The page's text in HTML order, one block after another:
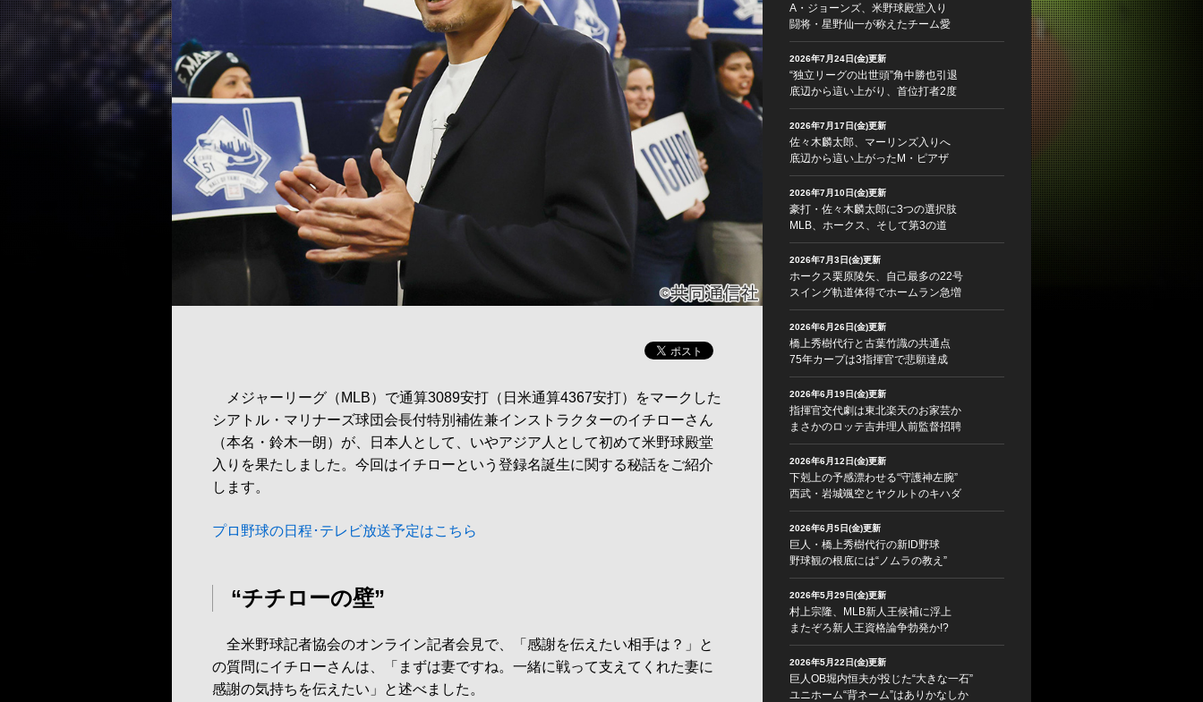
メジャーリーグ（MLB）で通算3089安打（日米通算4367安打）をマークした
シアトル・マリナーズ球団会長付特別補佐兼インストラクターのイチローさん
（本名・鈴木一朗）が、日本人として、いやアジア人として初めて米野球殿堂
入りを果たしました。今回はイチローという登録名誕生に関する秘話をご紹介
します。
プロ野球の日程･テレビ放送予定はこちら
“チチローの壁”
全米野球記者協会のオンライン記者会見で、「感謝を伝えたい相手は？」と
の質問にイチローさんは、「まずは妻ですね。一緒に戦って支えてくれた妻に
感謝の気持ちを伝えたい」と述べました。
A・ジョーンズ、米野球殿堂入り
闘将・星野仙一が称えたチーム愛
2026年7月24日(金)更新
“独立リーグの出世頭”角中勝也引退
底辺から這い上がり、首位打者2度
2026年7月17日(金)更新
佐々木麟太郎、マーリンズ入りへ
底辺から這い上がったM・ピアザ
2026年7月10日(金)更新
豪打・佐々木麟太郎に3つの選択肢
MLB、ホークス、そして第3の道
2026年7月3日(金)更新
ホークス栗原陵矢、自己最多の22号
スイング軌道体得でホームラン急増
2026年6月26日(金)更新
橋上秀樹代行と古葉竹識の共通点
75年カープは3指揮官で悲願達成
2026年6月19日(金)更新
指揮官交代劇は東北楽天のお家芸か
まさかのロッテ吉井理人前監督招聘
2026年6月12日(金)更新
下剋上の予感漂わせる“守護神左腕”
西武・岩城颯空とヤクルトのキハダ
2026年6月5日(金)更新
巨人・橋上秀樹代行の新ID野球
野球観の根底には“ノムラの教え”
2026年5月29日(金)更新
村上宗隆、MLB新人王候補に浮上
またぞろ新人王資格論争勃発か!?
2026年5月22日(金)更新
巨人OB堀内恒夫が投じた“大きな一石”
ユニホーム“背ネーム”はありかなしか